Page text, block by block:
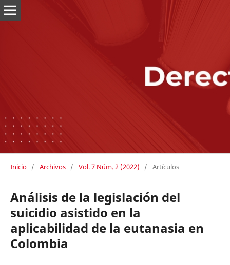
Inicio / Archivos / Vol. 7 Núm. 2 (2022) / Artículos
Análisis de la legislación del
suicidio asistido en la
aplicabilidad de la eutanasia en
Colombia